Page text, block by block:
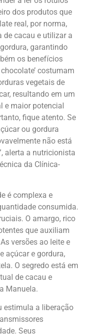
dos produtos que
real, por norma,
de cacau e utilizar a
garantindo
os benefícios
costumam
vegetais de
resultando em um
e maior potencial
fique atento. Se
ou gordura
não está
alerta a nutricionista
da Clínica-
é complexa e
consumida.
O amargo, rico
que auxiliam
versões ao leite e
açúcar e gordura,
O segredo está em
de cacau e
Manuela.
estimula a liberação
Seus